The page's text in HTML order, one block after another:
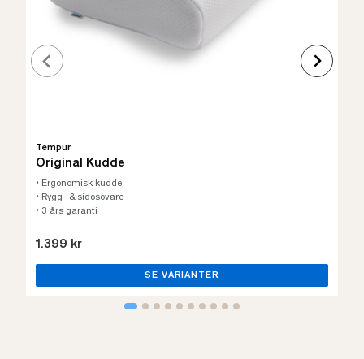
Tempur
Original Kudde
• Ergonomisk kudde
• Rygg- & sidosovare
• 3 års garanti
1.399 kr
SE VARIANTER